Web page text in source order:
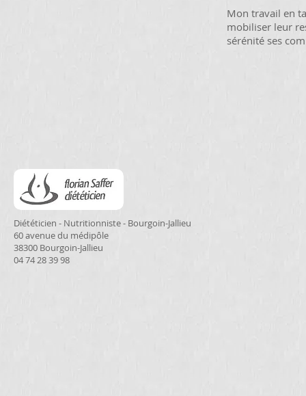
Mon travail en
mobiliser leur
sérénité ses
Diététicien - Nutritionniste - Bourgoin-Jallieu
60 avenue du médipôle
38300 Bourgoin-Jallieu
04 74 28 39 98